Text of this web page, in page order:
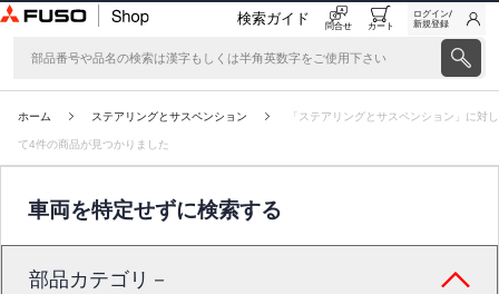
検索ガイド 問合せ カート
ログイン/
新規登録
ホーム ステアリングとサスペンション 「ステアリングとサスペンション」に対し
て4件の商品が見つかりました
車両を特定せずに検索する
部品カテゴリ－